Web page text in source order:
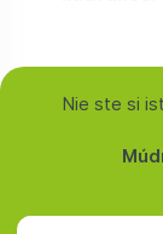
Nie ste si